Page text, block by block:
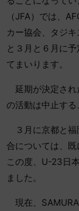
（JFA）では、
カー協会、タジ
と３月と６月に
てまいります。
延期が決定され
の活動は中止する
３月に京都と福
合については、既
この度、U-23日
ました。
現在、